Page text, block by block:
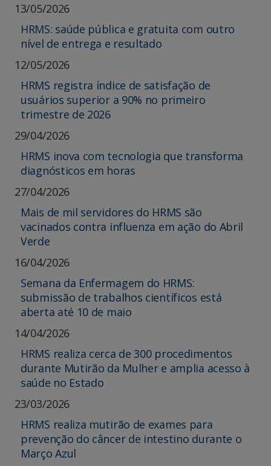
13/05/2026
HRMS: saúde pública e gratuita com outro
nível de entrega e resultado
12/05/2026
HRMS registra índice de satisfação de
usuários superior a 90% no primeiro
trimestre de 2026
29/04/2026
HRMS inova com tecnologia que transforma
diagnósticos em horas
27/04/2026
Mais de mil servidores do HRMS são
vacinados contra influenza em ação do Abril
Verde
16/04/2026
Semana da Enfermagem do HRMS:
submissão de trabalhos científicos está
aberta até 10 de maio
14/04/2026
HRMS realiza cerca de 300 procedimentos
durante Mutirão da Mulher e amplia acesso à
saúde no Estado
23/03/2026
HRMS realiza mutirão de exames para
prevenção do câncer de intestino durante o
Março Azul